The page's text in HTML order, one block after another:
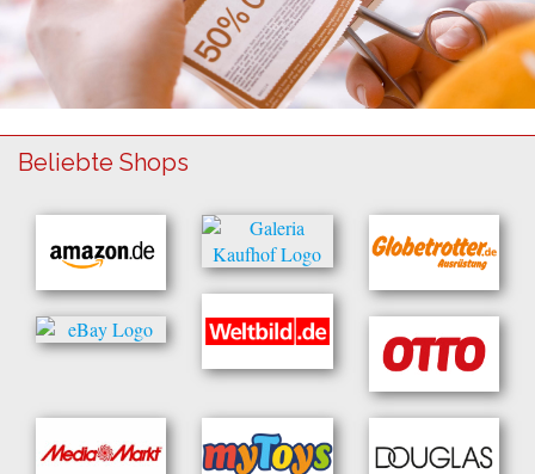
Beliebte Shops